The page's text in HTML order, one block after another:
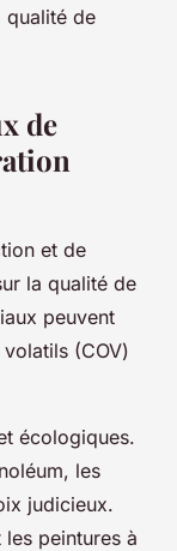
qualité de
de
et de
la qualité de
peuvent
volatils (COV)
écologiques.
les
judicieux.
peintures à